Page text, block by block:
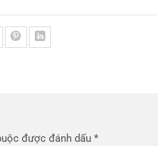
được đánh dấu *